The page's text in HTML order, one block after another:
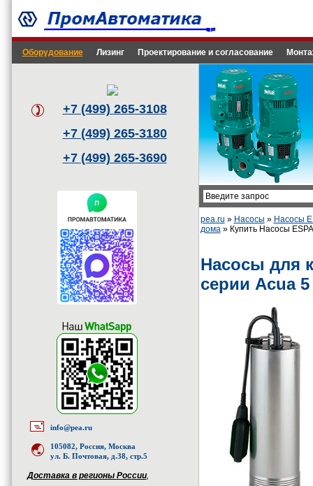
Оборудование Лизинг Проектирование и согласование
+7 (499) 265-3108
+7 (499) 265-3180
+7 (499) 265-3690
info@pea.ru
105082, Россия, Москва
ул. Б. Почтовая, д.38, стр.5
Доставка в регионы России,
pea.ru » Насосы » Насосы
дома» Купить Насосы
Насосы для
серии Acua 5